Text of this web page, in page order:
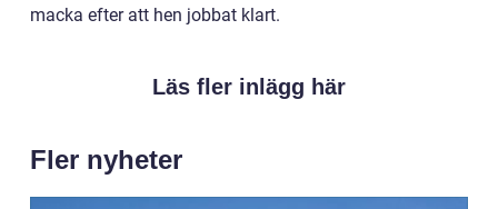
macka efter att hen jobbat klart.
Läs fler inlägg här
Fler nyheter